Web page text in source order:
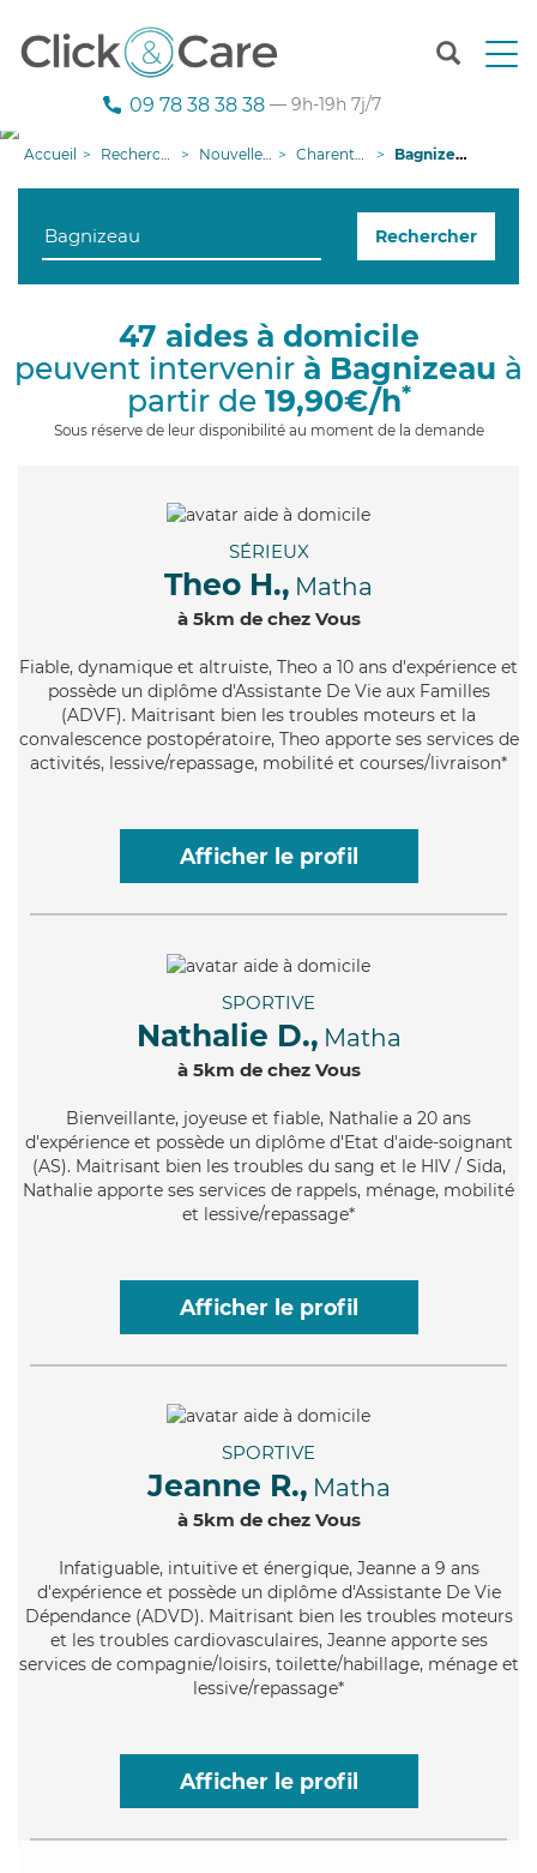
T
n
g
09 78 38 38 38 — 9h-19h 7j/7
Accueil Recherche aide à domicile Nouvelle-Aquitaine Charente-Maritime Bagnizeau
Rechercher
47 aides à domicile
peuvent intervenir à Bagnizeau à
partir de 19,90€/h*
Sous réserve de leur disponibilité au moment de la demande
SÉRIEUX
Theo H., Matha
à 5km de chez Vous
Fiable, dynamique et altruiste, Theo a 10 ans d'expérience et
possède un diplôme d'Assistante De Vie aux Familles
(ADVF). Maitrisant bien les troubles moteurs et la
convalescence postopératoire, Theo apporte ses services de
activités, lessive/repassage, mobilité et courses/livraison*
Afficher le profil
SPORTIVE
Nathalie D., Matha
à 5km de chez Vous
Bienveillante, joyeuse et fiable, Nathalie a 20 ans
d'expérience et possède un diplôme d'Etat d'aide-soignant
(AS). Maitrisant bien les troubles du sang et le HIV / Sida,
Nathalie apporte ses services de rappels, ménage, mobilité
et lessive/repassage*
Afficher le profil
SPORTIVE
Jeanne R., Matha
à 5km de chez Vous
Infatiguable, intuitive et énergique, Jeanne a 9 ans
d'expérience et possède un diplôme d'Assistante De Vie
Dépendance (ADVD). Maitrisant bien les troubles moteurs
et les troubles cardiovasculaires, Jeanne apporte ses
services de compagnie/loisirs, toilette/habillage, ménage et
lessive/repassage*
Afficher le profil